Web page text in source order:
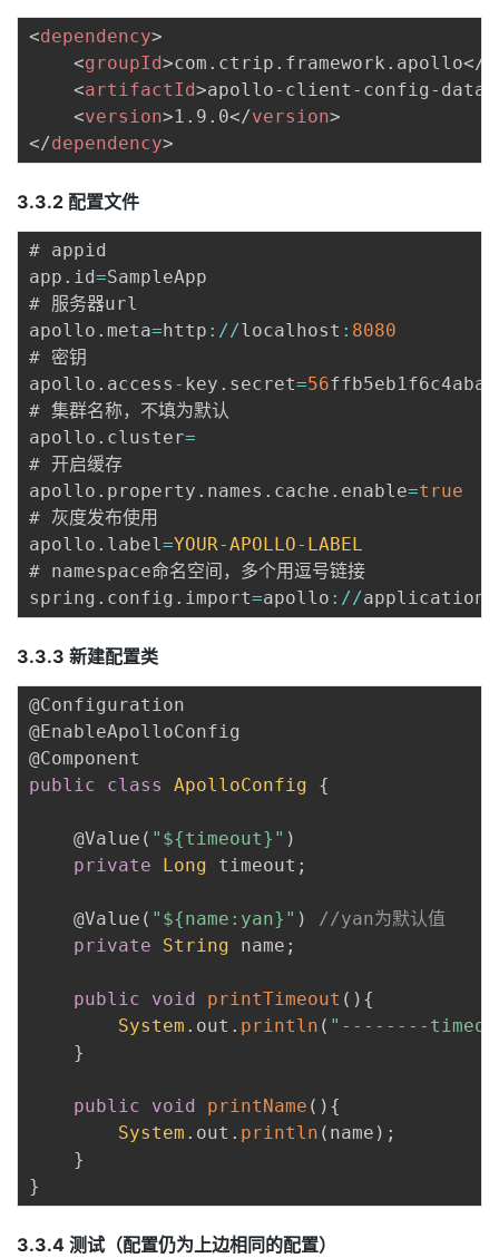
<dependency>
<groupId>com.ctrip.framework.apollo</
<artifactId>apollo-client-config-data
<version>1.9.0</version>
</dependency>
3.3.2 配置文件
# appid
app . id=SampleApp
# 服务器url
apollo . meta=http : //localhost : 8080
# 密钥
apollo . access - key . secret=56
# 集群名称，不填为默认
apollo . cluster=
# 开启缓存
apollo . property . names . cache . enable=true
# 灰度发布使用
apollo . label=YOUR-APOLLO- LABEL
# namespace命名空间，多个用逗号链接
spring . config . import=apollo : //application
3.3.3 新建配置类
@Configuration
@EnableApolloConfig
@Component
public
class ApolloConfig {
@Value ( "${timeout}" )
private
Long timeout ;
@Value ( "${name:yan}" )
//yan为默认值
private
String name ;
public void printTimeout ( ) {
System . out . println ( "--------
}
public void printName ( ) {
System . out . println ( name ) ;
}
}
3.3.4 测试（配置仍为上边相同的配置）